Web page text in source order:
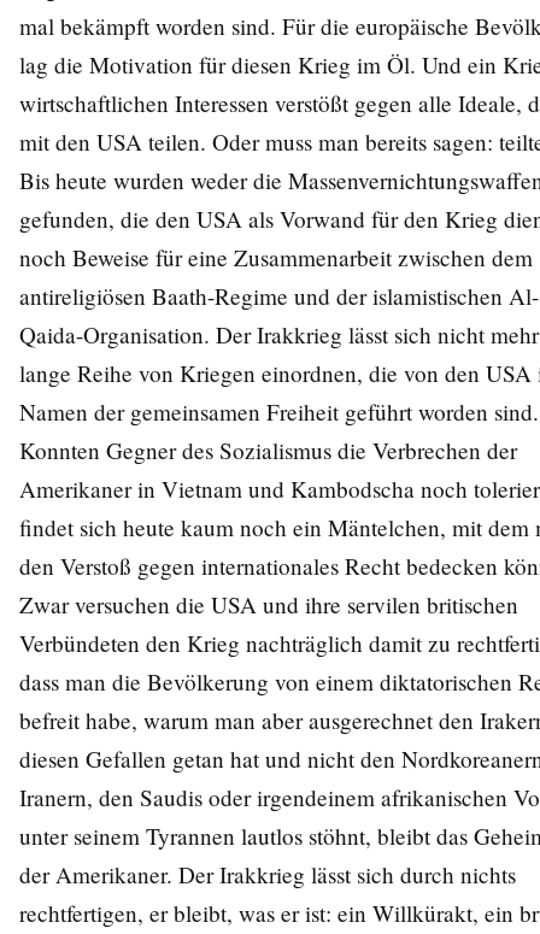
mal bekämpft worden sind. Für die europäische
lag die Motivation für diesen Krieg im Öl. Und ein
wirtschaftlichen Interessen verstößt gegen alle Ideale,
mit den USA teilen. Oder muss man bereits sagen:
Bis heute wurden weder die
gefunden, die den USA als Vorwand für den Krieg
noch Beweise für eine Zusammenarbeit zwischen dem
antireligiösen Baath-Regime und der islamistischen Al-
Qaida-Organisation. Der Irakkrieg lässt sich nicht
lange Reihe von Kriegen einordnen, die von den USA
Namen der gemeinsamen Freiheit geführt worden sind.
Konnten Gegner des Sozialismus die Verbrechen der
Amerikaner in Vietnam und Kambodscha noch
findet sich heute kaum noch ein Mäntelchen, mit dem
den Verstoß gegen internationales Recht bedecken
Zwar versuchen die USA und ihre servilen britischen
Verbündeten den Krieg nachträglich damit zu
dass man die Bevölkerung von einem diktatorischen
befreit habe, warum man aber ausgerechnet den
diesen Gefallen getan hat und nicht den
Iranern, den Saudis oder irgendeinem afrikanischen
unter seinem Tyrannen lautlos stöhnt, bleibt das
der Amerikaner. Der Irakkrieg lässt sich durch nichts
rechtfertigen, er bleibt, was er ist: ein Willkürakt, ein